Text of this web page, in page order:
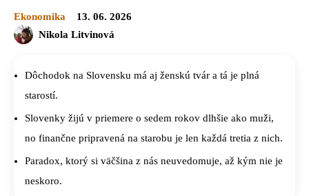
Ekonomika
13. 06. 2026
Nikola Litvinová
Dôchodok na Slovensku má aj ženskú tvár a tá je plná
starostí.
Slovenky žijú v priemere o sedem rokov dlhšie ako muži,
no finančne pripravená na starobu je len každá tretia z nich.
Paradox, ktorý si väčšina z nás neuvedomuje, až kým nie je
neskoro.